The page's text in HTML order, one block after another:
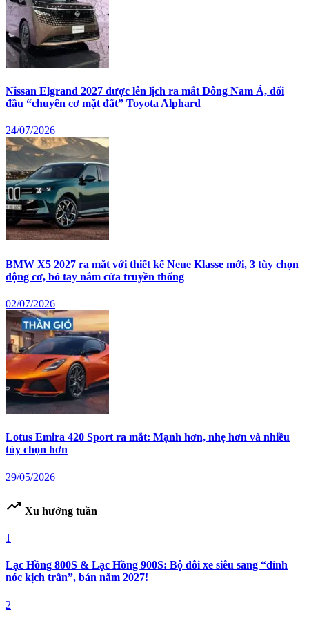
Nissan Elgrand 2027 được lên lịch ra mắt Đông Nam Á, đối
đầu “chuyên cơ mặt đất” Toyota Alphard
24/07/2026
BMW X5 2027 ra mắt với thiết kế Neue Klasse mới, 3 tùy chọn
động cơ, bỏ tay nắm cửa truyền thống
02/07/2026
Lotus Emira 420 Sport ra mắt: Mạnh hơn, nhẹ hơn và nhiều
tùy chọn hơn
29/05/2026
trending_up Xu hướng tuần
1
Lạc Hồng 800S & Lạc Hồng 900S: Bộ đôi xe siêu sang “đỉnh
nóc kịch trần”, bán năm 2027!
2